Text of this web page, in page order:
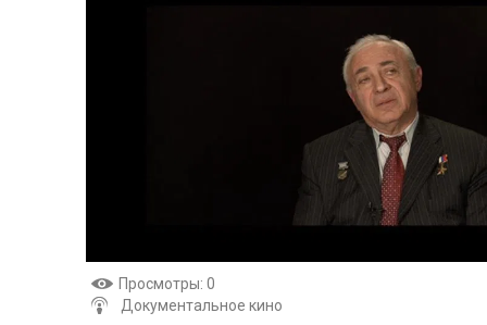
Просмотры: 0
Документальное кино